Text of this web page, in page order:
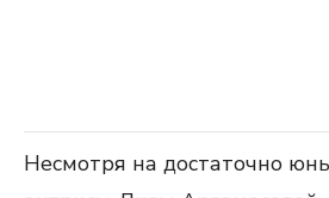
Несмотря на достаточно